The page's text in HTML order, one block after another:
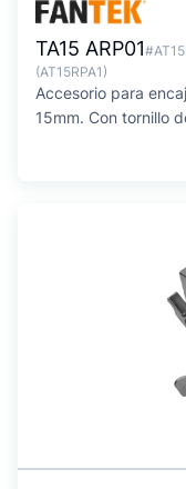
TA15 ARP01
(AT15RPA1)
Accesorio para
15mm. Con tornillo